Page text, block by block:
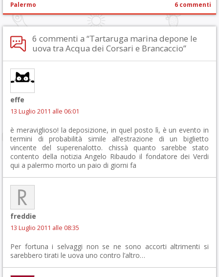
Palermo 6 commenti
6 commenti a “Tartaruga marina depone le
uova tra Acqua dei Corsari e Brancaccio”
effe
13 Luglio 2011 alle 06:01
è meraviglioso! la deposizione, in quel posto lì, è un evento in
termini di probabilità simile all’estrazione di un biglietto
vincente del superenalotto. chissà quanto sarebbe stato
contento della notizia Angelo Ribaudo il fondatore dei Verdi
qui a palermo morto un paio di giorni fa
freddie
13 Luglio 2011 alle 08:35
Per fortuna i selvaggi non se ne sono accorti altrimenti si
sarebbero tirati le uova uno contro l’altro…